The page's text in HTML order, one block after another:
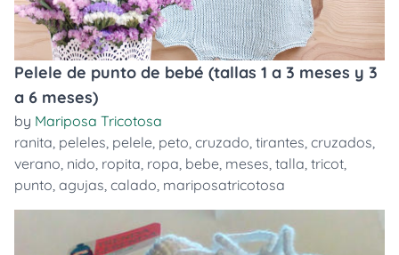
Pelele de punto de bebé (tallas 1 a 3 meses y 3
a 6 meses)
by Mariposa Tricotosa
ranita, peleles, pelele, peto, cruzado, tirantes, cruzados,
verano, nido, ropita, ropa, bebe, meses, talla, tricot,
punto, agujas, calado, mariposatricotosa